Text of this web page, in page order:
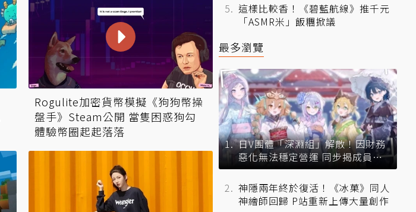
Rogulite加密貨幣模擬《狗狗幣操
盤手》Steam公開 當隻困惑狗勾
體驗幣圈起起落落
這樣比較香！《碧藍航線》推千元
「ASMR米」飯糰掀議
最多瀏覽
日V團體「深淵組」解散！因財務
惡化無法穩定營運 同步揭成員未
來去向
神隱兩年終於復活！《冰菓》同人
神繪師回歸 P站重新上傳大量創作